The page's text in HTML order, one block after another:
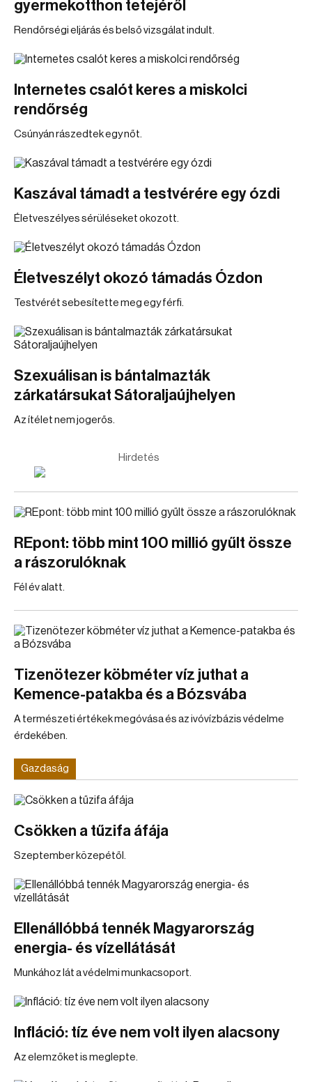
gyermekotthon tetejéről
Rendőrségi eljárás és belső vizsgálat indult.
Internetes csalót keres a miskolci
rendőrség
Csúnyán rászedtek egy nőt.
Kaszával támadt a testvérére egy ózdi
Életveszélyes sérüléseket okozott.
Életveszélyt okozó támadás Ózdon
Testvérét sebesítette meg egy férfi.
Szexuálisan is bántalmazták
zárkatársukat Sátoraljaújhelyen
Az ítélet nem jogerős.
Hirdetés
REpont: több mint 100 millió gyűlt össze
a rászorulóknak
Fél év alatt.
Tizenötezer köbméter víz juthat a
Kemence-patakba és a Bózsvába
A természeti értékek megóvása és az ivóvízbázis védelme
érdekében.
Gazdaság
Csökken a tűzifa áfája
Szeptember közepétől.
Ellenállóbbá tennék Magyarország
energia- és vízellátását
Munkához lát a védelmi munkacsoport.
Infláció: tíz éve nem volt ilyen alacsony
Az elemzőket is meglepte.